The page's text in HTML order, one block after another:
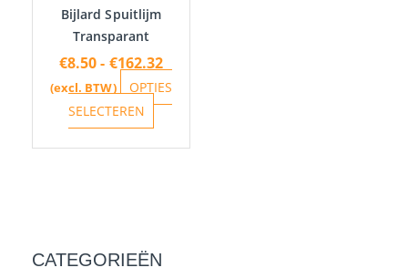
Bijlard Spuitlijm
Transparant
€8.50 - €162.32
(excl. BTW)
OPTIES
SELECTEREN
gekozen
op
de
CATEGORIEËN